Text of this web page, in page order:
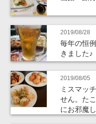
2019/08/28
毎年の恒
きました♪
2019/08/05
ミスマッ
せん。た
にお邪魔